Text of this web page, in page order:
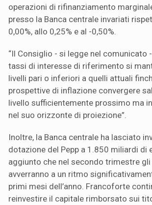
operazioni di rifinanziamento
presso la Banca centrale invariati
0,00%, allo 0,25% e al -0,50%.
“Il Consiglio - si legge nel comunicato
tassi di interesse di riferimento si
livelli pari o inferiori a quelli attuali
prospettive di inflazione convergere
livello sufficientemente prossimo ma
nel suo orizzonte di proiezione”.
Inoltre, la Banca centrale ha lasciato
dotazione del Pepp a 1.850 miliardi di
aggiunto che nel secondo trimestre
avverranno a un ritmo
primi mesi dell’anno. Francoforte
reinvestire il capitale rimborsato sui